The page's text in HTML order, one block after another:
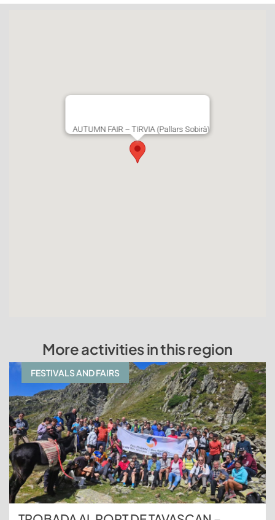
AUTUMN FAIR – TIRVIA (Pallars Sobirà)
More activities in this region
FESTIVALS AND FAIRS